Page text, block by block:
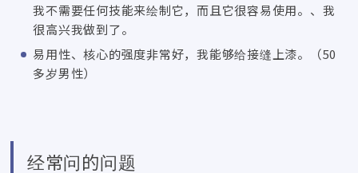
我不需要任何技能来绘制它，而且它很容易使用。、我
很高兴我做到了。
易用性、核心的强度非常好，我能够给接缝上漆。（50
多岁男性）
经常问的问题